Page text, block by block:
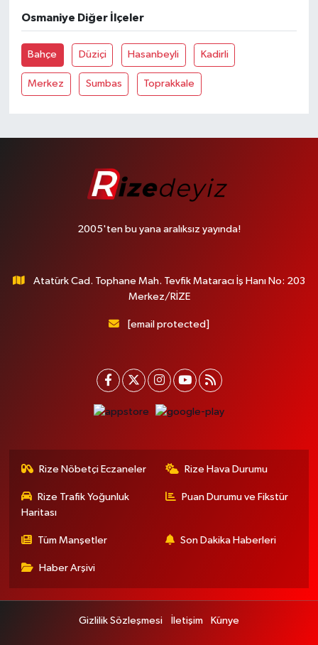
Osmaniye Diğer İlçeler
Bahçe Düziçi Hasanbeyli Kadirli
Merkez Sumbas Toprakkale
2005'ten bu yana aralıksız yayında!
Atatürk Cad. Tophane Mah. Tevfik Mataracı İş Hanı No: 203
Merkez/RİZE
[email protected]
Rize Nöbetçi Eczaneler Rize Hava Durumu
Rize Trafik Yoğunluk
Haritası
Puan Durumu ve Fikstür
Tüm Manşetler Son Dakika Haberleri
Haber Arşivi
Gizlilik Sözleşmesi İletişim Künye